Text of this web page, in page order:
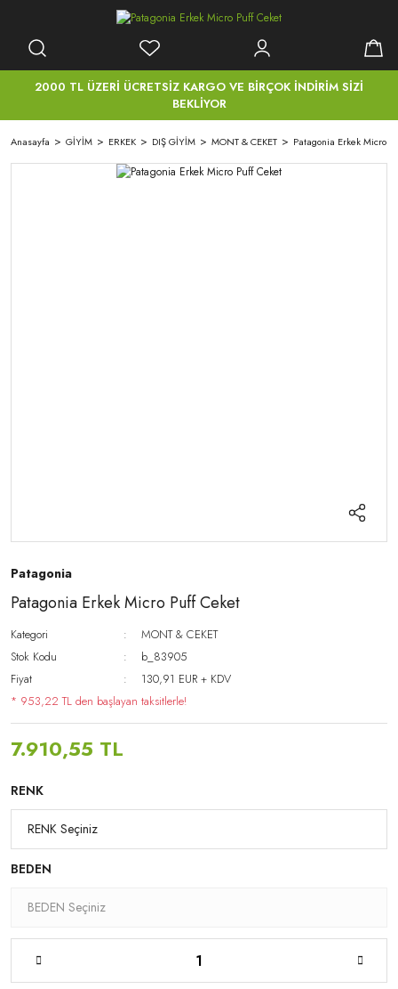
2000 TL ÜZERİ ÜCRETSİZ KARGO VE BİRÇOK İNDİRİM SİZİ
BEKLİYOR
Anasayfa GİYİM ERKEK DIŞ GİYİM MONT & CEKET Patagonia Erkek Micro
Patagonia
Patagonia Erkek Micro Puff Ceket
Kategori
MONT & CEKET
Stok Kodu
b_83905
Fiyat
130,91 EUR + KDV
* 953,22 TL den başlayan taksitlerle!
7.910,55 TL
RENK
BEDEN